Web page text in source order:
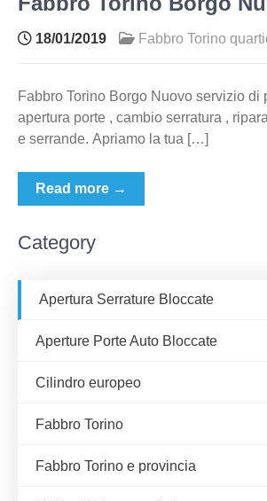
18/01/2019 Fabbro Torino
Fabbro Torino Borgo Nuovo servizio di
apertura porte , cambio serratura ,
e serrande. Apriamo la tua […]
Read more →
Category
Apertura Serrature Bloccate
Aperture Porte Auto Bloccate
Cilindro europeo
Fabbro Torino
Fabbro Torino e provincia